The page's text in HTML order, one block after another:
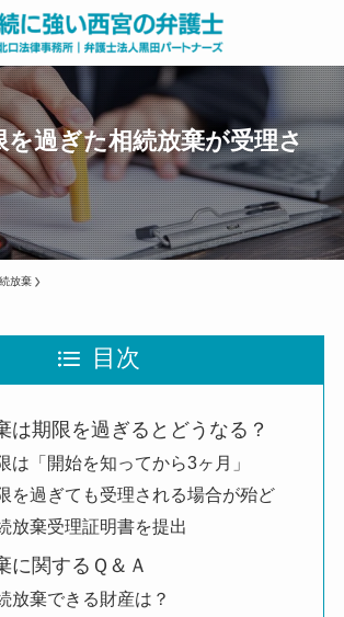
を過ぎた相続放棄が受理さ
放棄
目次
は期限を過ぎるとどうなる？
は「開始を知ってから3ヶ月」
を過ぎても受理される場合が殆ど
放棄受理証明書を提出
に関するＱ＆Ａ
放棄できる財産は？